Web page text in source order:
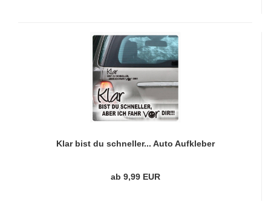
Klar bist du schneller... Auto Aufkleber
ab 9,99 EUR